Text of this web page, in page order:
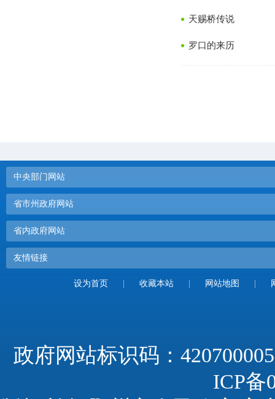
天赐桥传说
罗口的来历
中央部门网站
省市州政府网站
省内政府网站
友情链接
设为首页 收藏本站 网站地图
政府网站标识码：
ICP备